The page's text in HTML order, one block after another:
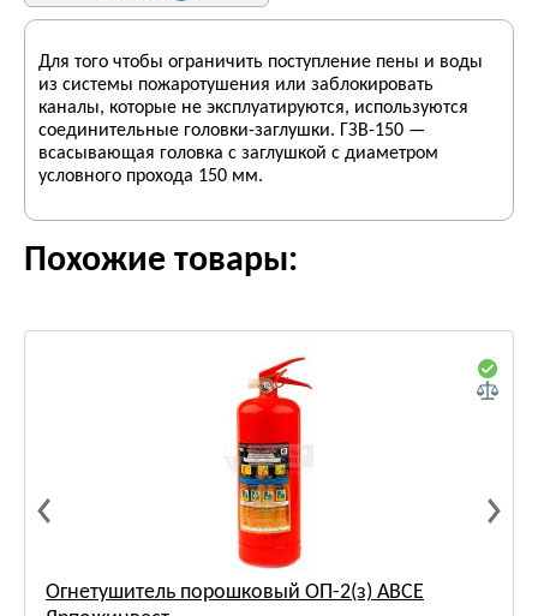
Для того чтобы ограничить поступление пены и воды
из системы пожаротушения или заблокировать
каналы, которые не эксплуатируются, используются
соединительные головки-заглушки. ГЗВ-150 —
всасывающая головка с заглушкой с диаметром
условного прохода 150 мм.
Похожие товары:
Огнетушитель порошковый ОП-2(з) АВСЕ